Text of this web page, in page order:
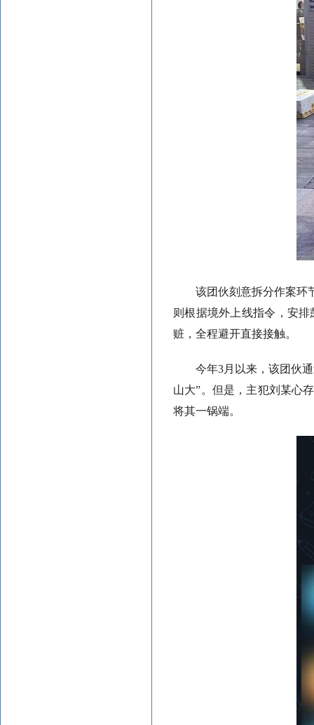
该团伙刻意拆分作案环
则根据境外上线指令，安
赃，全程避开直接接触。
今年3月以来，该团伙
山大”。但是，主犯刘某心
将其一锅端。